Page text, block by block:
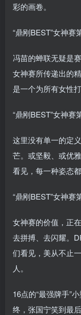
彩的画卷。
“鼎刚BEST”女神赛
冯苗的蝉联无疑是
女神赛所传递出的
是一个为所有女性打
“鼎刚BEST”女神赛
这里没有单一的定
芒。或坚毅、或优
看见，每一种姿态
“鼎刚BEST”女神赛
女神赛的价值，正
去拼搏、去闪耀。
们看见，美从不止
人。
16点的“最强牌手”
终，张国宁笑到最